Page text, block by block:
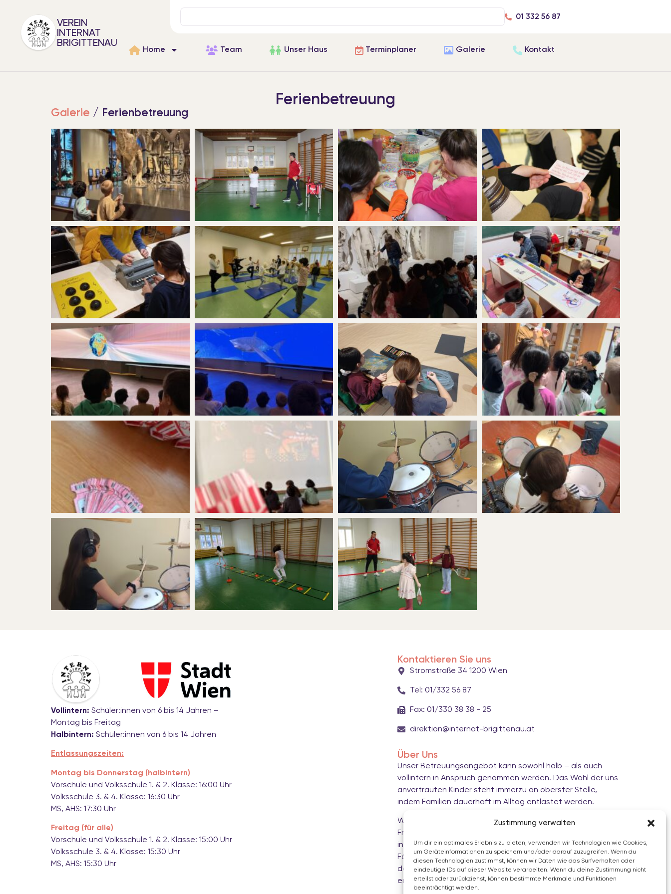
Zustimmung verwalten
Um dir ein optimales Erlebnis zu bieten, verwenden wir Technologien wie Cookies,
um Geräteinformationen zu speichern und/oder darauf zuzugreifen. Wenn du
diesen Technologien zustimmst, können wir Daten wie das Surfverhalten oder
eindeutige IDs auf dieser Website verarbeiten. Wenn du deine Zustimmung nicht
erteilst oder zurückziehst, können bestimmte Merkmale und Funktionen
beeinträchtigt werden.
VEREIN
INTERNAT
BRIGITTENAU
01 332 56 87
Home Team Unser Haus Terminplaner Galerie Kontakt
Ferienbetreuung
Galerie / Ferienbetreuung
Vollintern: Schüler:innen von 6 bis 14 Jahren –
Montag bis Freitag
Halbintern: Schüler:innen von 6 bis 14 Jahren
Entlassungszeiten:
Montag bis Donnerstag (halbintern)
Vorschule und Volksschule 1. & 2. Klasse: 16:00 Uhr
Volksschule 3. & 4. Klasse: 16:30 Uhr
MS, AHS: 17:30 Uhr
Freitag (für alle)
Vorschule und Volksschule 1. & 2. Klasse: 15:00 Uhr
Volksschule 3. & 4. Klasse: 15:30 Uhr
MS, AHS: 15:30 Uhr
Kontaktieren Sie uns
Stromstraße 34 1200 Wien
Tel: 01/332 56 87
Fax: 01/330 38 38 - 25
direktion@internat-brigittenau.at
Über Uns
Unser Betreuungsangebot kann sowohl halb – als auch
vollintern in Anspruch genommen werden. Das Wohl der uns
anvertrauten Kinder steht immerzu an oberster Stelle,
indem Familien dauerhaft im Alltag entlastet werden.
Wir bieten außerdem eine gezielte Lern- und
Freizeitbetreuung an und unterstützen Schüler:innen
individuell bei der Erledigung der schulischen Aufgaben. Die
Förderung von Selbstständigkeit und sozialer Kompetenz
der Kinder sind uns besondere Anliegen, die von
engagierten Pädagog:innen angeleitet werden.